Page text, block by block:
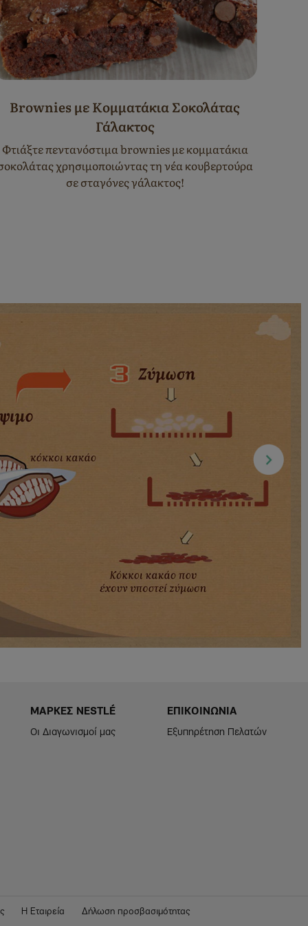
Brownies με Κομματάκια Σοκολάτας
Γάλακτος
Φτιάξτε πεντανόστιμα brownies με κομματάκια
χρησιμοποιώντας τη νέα κουβερτούρα
σε σταγόνες γάλακτος!
Footer
Menu
ΜΑΡΚΕΣ NESTLÉ
Οι Διαγωνισμοί μας
GS
-
ΕΠΙΚΟΙΝΩΝΙΑ
Εξυπηρέτηση Πελατών
Η Εταιρεία Δήλωση προσβασιμότητας